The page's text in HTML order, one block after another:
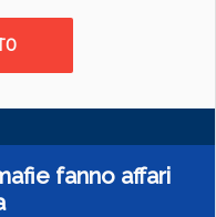
fanno affari